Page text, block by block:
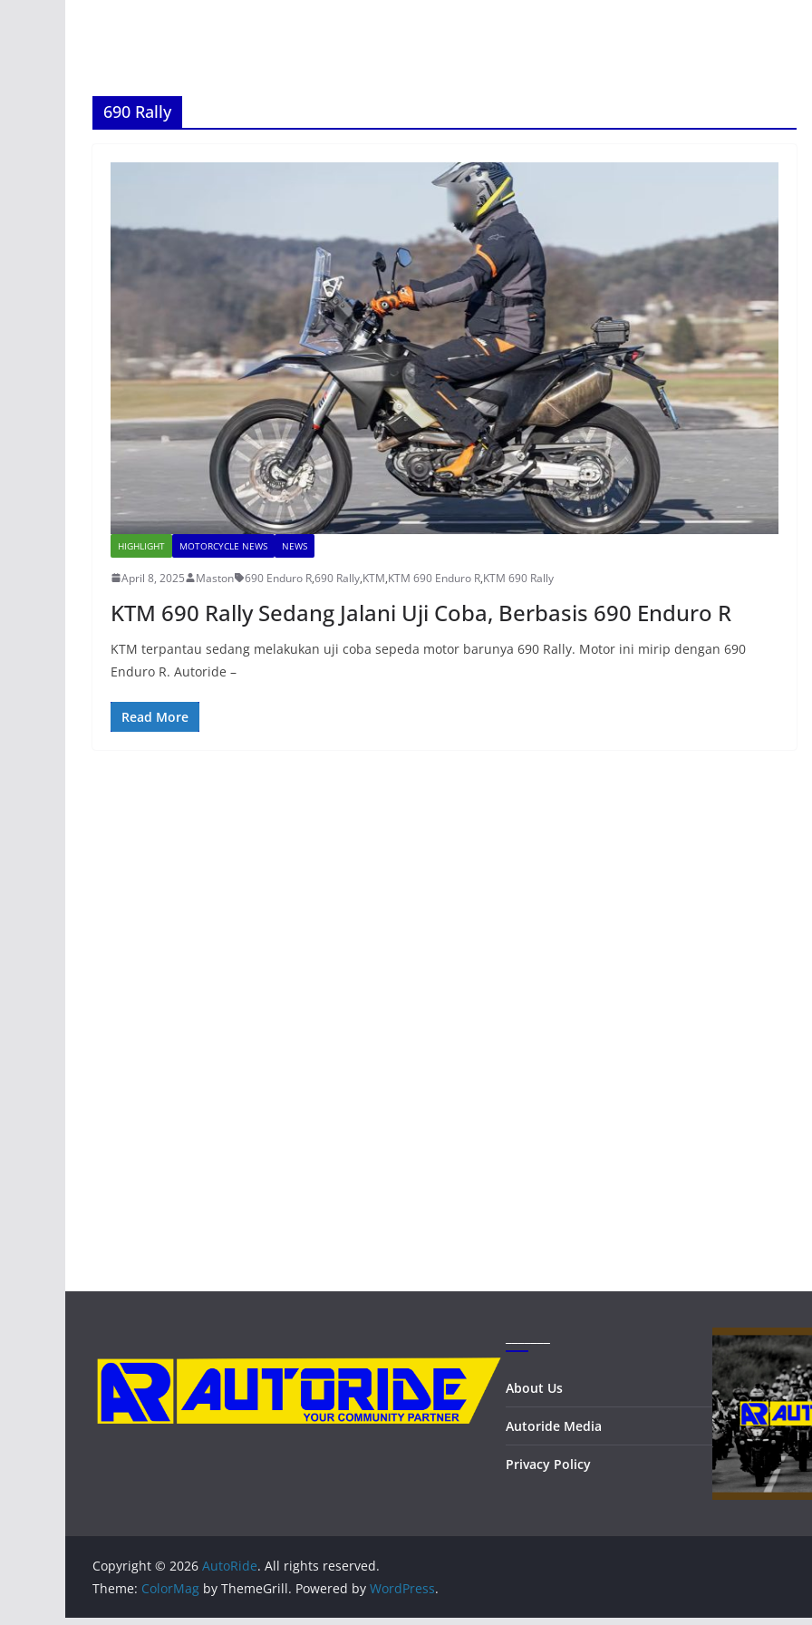
690 Rally
HIGHLIGHT MOTORCYCLE NEWS NEWS
April 8, 2025 Maston 690 Enduro R,690 Rally,KTM,KTM 690 Enduro R,KTM 690 Rally
KTM 690 Rally Sedang Jalani Uji Coba, Berbasis 690 Enduro R
KTM terpantau sedang melakukan uji coba sepeda motor barunya 690 Rally. Motor ini mirip dengan 690
Enduro R. Autoride –
Read More
About Us
Autoride Media
Privacy Policy
Copyright © 2026 AutoRide. All rights reserved.
Theme: ColorMag by ThemeGrill. Powered by WordPress.